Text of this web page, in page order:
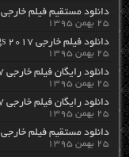
دانلود مستقیم فیلم خارجی Running Wild 2017 از سرور سایت
۲۵ بهمن ۱۳۹۵
دانلود فیلم خارجی Rings 2017 از سرور سایت
۲۵ بهمن ۱۳۹۵
دانلود رایگان فیلم خارجی Dunkirk 2017 با لینک مستقیم
۲۵ بهمن ۱۳۹۵
دانلود رایگان فیلم خارجی Eloise 2017 با لینک مستقیم
۲۵ بهمن ۱۳۹۵
دانلود مستقیم فیلم خارجی Essex Heist 2017 از سرور سایت
۲۵ بهمن ۱۳۹۵